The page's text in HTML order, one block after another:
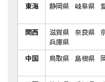
東海
静岡県 岐阜県
関西
滋賀県 奈良県
兵庫県
中国
鳥取県 島根県